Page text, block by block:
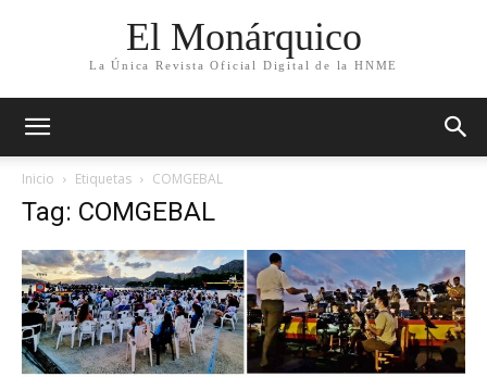
El Monárquico
La Única Revista Oficial Digital de la HNME
Inicio Etiquetas COMGEBAL
Tag: COMGEBAL